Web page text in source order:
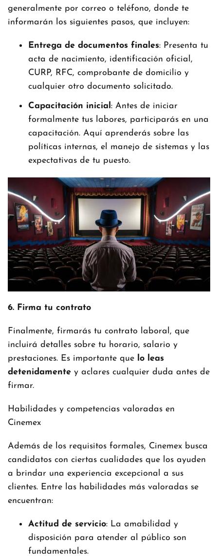
generalmente por correo o teléfono, donde te
informarán los siguientes pasos, que incluyen:
Entrega de documentos finales: Presenta tu
acta de nacimiento, identificación oficial,
CURP, RFC, comprobante de domicilio y
cualquier otro documento solicitado.
Capacitación inicial: Antes de iniciar
formalmente tus labores, participarás en una
capacitación. Aquí aprenderás sobre las
políticas internas, el manejo de sistemas y las
expectativas de tu puesto.
6. Firma tu contrato
Finalmente, firmarás tu contrato laboral, que
incluirá detalles sobre tu horario, salario y
prestaciones. Es importante que lo leas
detenidamente y aclares cualquier duda antes de
firmar.
Habilidades y competencias valoradas en
Cinemex
Además de los requisitos formales, Cinemex busca
candidatos con ciertas cualidades que los ayuden
a brindar una experiencia excepcional a sus
clientes. Entre las habilidades más valoradas se
encuentran:
Actitud de servicio: La amabilidad y
disposición para atender al público son
fundamentales.